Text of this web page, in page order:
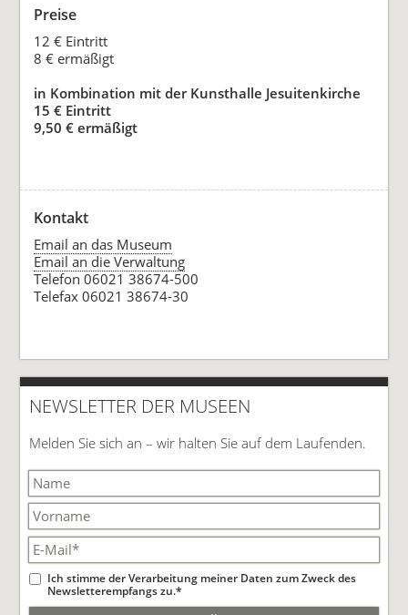
Preise
12 € Eintritt
8 € ermäßigt
in Kombination mit der Kunsthalle Jesuitenkirche
15 € Eintritt
9,50 € ermäßigt
Kontakt
Email an das Museum
Email an die Verwaltung
Telefon 06021 38674-500
Telefax 06021 38674-30
NEWSLETTER DER MUSEEN
Melden Sie sich an – wir halten Sie auf dem Laufenden.
Ich stimme der Verarbeitung meiner Daten zum Zweck des
Newsletterempfangs zu.*